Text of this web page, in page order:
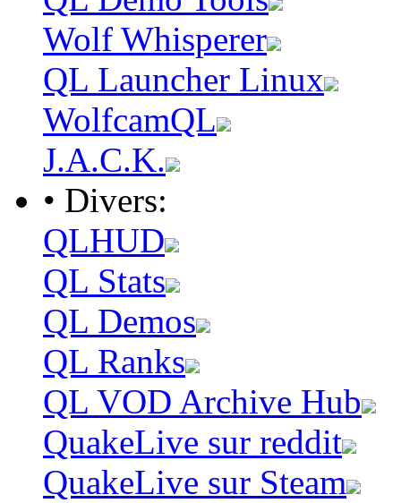
Wolf Whisperer
QL Launcher Linux
WolfcamQL
J.A.C.K.
• Divers:
QLHUD
QL Stats
QL Demos
QL Ranks
QL VOD Archive Hub
QuakeLive sur reddit
QuakeLive sur Steam